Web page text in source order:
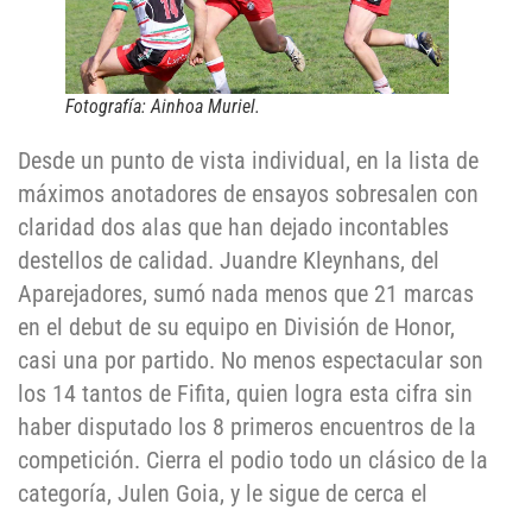
Fotografía: Ainhoa Muriel.
Desde un punto de vista individual, en la lista de
máximos anotadores de ensayos sobresalen con
claridad dos alas que han dejado incontables
destellos de calidad. Juandre Kleynhans, del
Aparejadores, sumó nada menos que 21 marcas
en el debut de su equipo en División de Honor,
casi una por partido. No menos espectacular son
los 14 tantos de Fifita, quien logra esta cifra sin
haber disputado los 8 primeros encuentros de la
competición. Cierra el podio todo un clásico de la
categoría, Julen Goia, y le sigue de cerca el